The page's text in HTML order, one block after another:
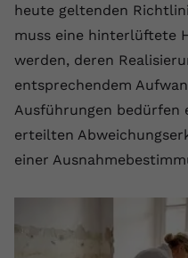
heute geltenden
muss eine hinterlüftete
werden, deren
entsprechendem
Ausführungen bedürfen
erteilten
einer